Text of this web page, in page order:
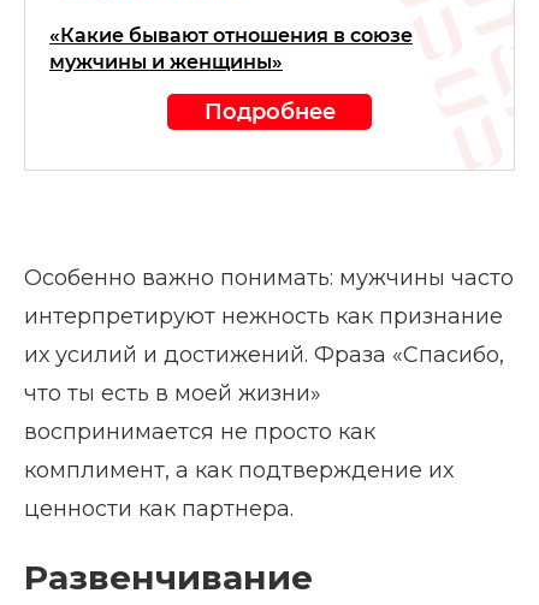
«Какие бывают отношения в союзе
мужчины и женщины»
Подробнее
Особенно важно понимать: мужчины часто
интерпретируют нежность как признание
их усилий и достижений. Фраза «Спасибо,
что ты есть в моей жизни»
воспринимается не просто как
комплимент, а как подтверждение их
ценности как партнера.
Развенчивание